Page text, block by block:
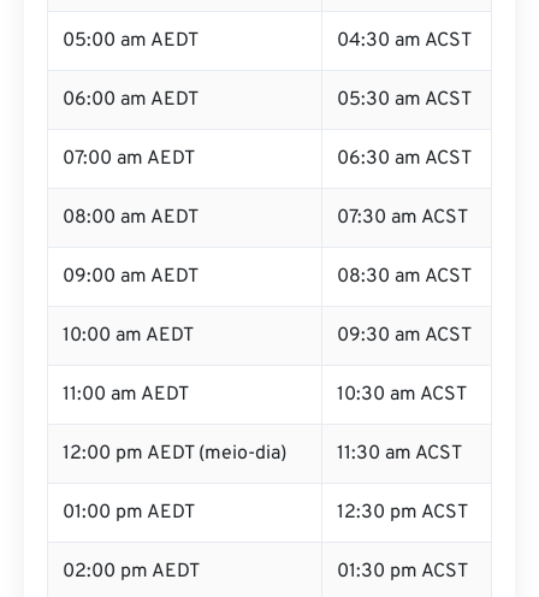
05:00 am AEDT 04:30 am ACST
06:00 am AEDT 05:30 am ACST
07:00 am AEDT 06:30 am ACST
08:00 am AEDT 07:30 am ACST
09:00 am AEDT 08:30 am ACST
10:00 am AEDT 09:30 am ACST
11:00 am AEDT 10:30 am ACST
12:00 pm AEDT (meio-dia) 11:30 am ACST
01:00 pm AEDT 12:30 pm ACST
02:00 pm AEDT 01:30 pm ACST